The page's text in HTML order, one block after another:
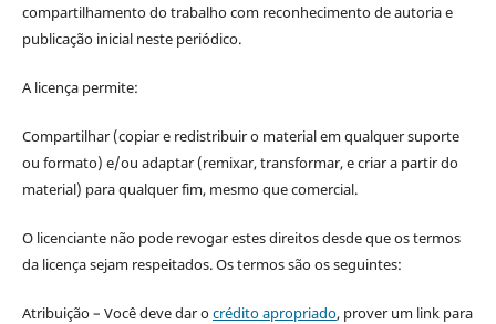
compartilhamento do trabalho com reconhecimento de autoria e
publicação inicial neste periódico.
A licença permite:
Compartilhar (copiar e redistribuir o material em qualquer suporte
ou formato) e/ou adaptar (remixar, transformar, e criar a partir do
material) para qualquer fim, mesmo que comercial.
O licenciante não pode revogar estes direitos desde que os termos
da licença sejam respeitados. Os termos são os seguintes:
Atribuição – Você deve dar ocrédito apropriado, prover um link para